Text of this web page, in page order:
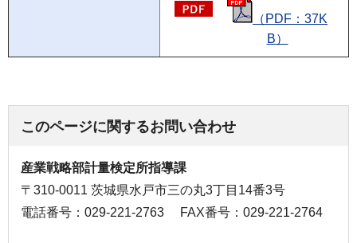
（PDF：37K
B）
このページに関するお問い合わせ
産業戦略部計量検定所指導課
〒310-0011 茨城県水戸市三の丸3丁目14番3号
電話番号：029-221-2763
FAX番号：029-221-2764